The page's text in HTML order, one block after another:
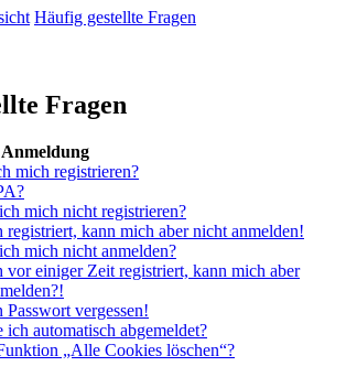
Häufig gestellte Fragen
Fragen
mich registrieren?
mich nicht registrieren?
registriert, kann mich aber nicht anmelden!
mich nicht anmelden?
vor einiger Zeit registriert, kann mich aber
Passwort vergessen!
ich automatisch abgemeldet?
„Alle Cookies löschen“?